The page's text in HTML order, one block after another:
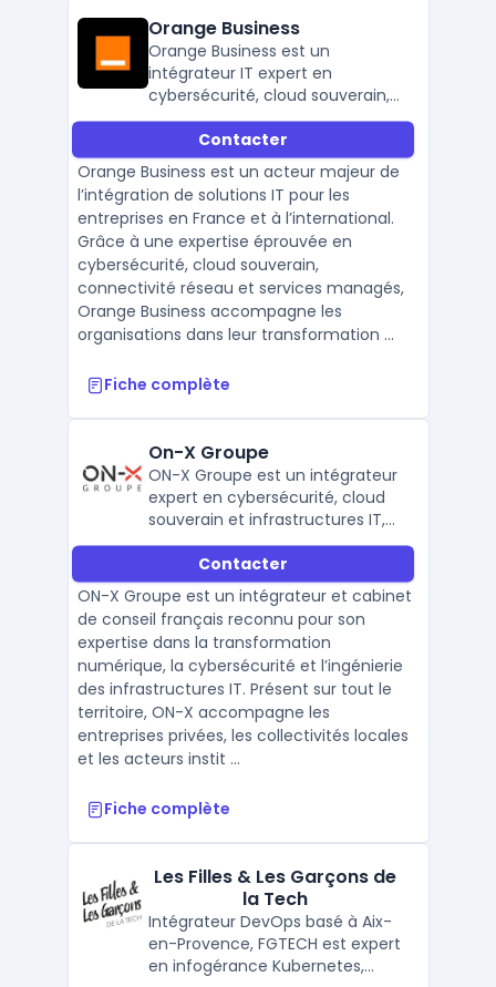
Orange Business
Orange Business est un
intégrateur IT expert en
cybersécurité, cloud souverain,
réseau SD-WAN et services
managés, au service des
entreprises françaises et
internationales.
Contacter
Orange Business est un acteur majeur de
l’intégration de solutions IT pour les
entreprises en France et à l’international.
Grâce à une expertise éprouvée en
cybersécurité, cloud souverain,
connectivité réseau et services managés,
Orange Business accompagne les
organisations dans leur transformation ...
Fiche complète
On-X Groupe
ON-X Groupe est un intégrateur
expert en cybersécurité, cloud
souverain et infrastructures IT,
accompagnant entreprises et
collectivités dans leur
transformation numérique en
France.
Contacter
ON-X Groupe est un intégrateur et cabinet
de conseil français reconnu pour son
expertise dans la transformation
numérique, la cybersécurité et l’ingénierie
des infrastructures IT. Présent sur tout le
territoire, ON-X accompagne les
entreprises privées, les collectivités locales
et les acteurs instit ...
Fiche complète
Les Filles & Les Garçons de
la Tech
Intégrateur DevOps basé à Aix-
en-Provence, FGTECH est expert
en infogérance Kubernetes,